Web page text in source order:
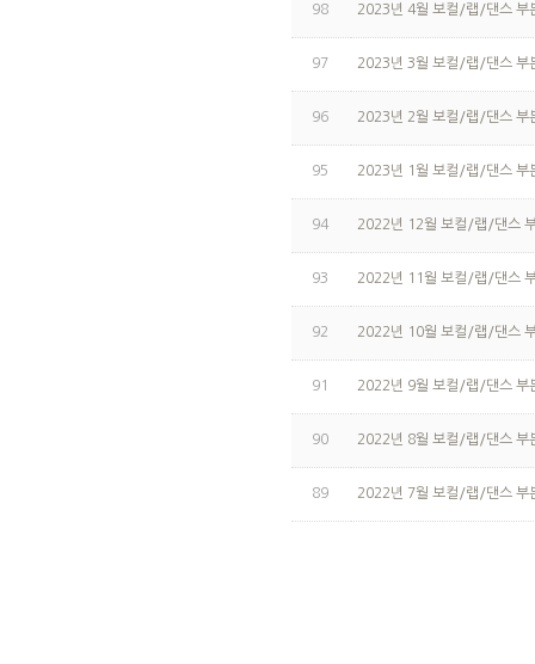
98 2023년 4월 보컬/랩/댄스 부
97 2023년 3월 보컬/랩/댄스 부
96 2023년 2월 보컬/랩/댄스 부
95 2023년 1월 보컬/랩/댄스 부
94 2022년 12월 보컬/랩/댄스
93 2022년 11월 보컬/랩/댄스
92 2022년 10월 보컬/랩/댄스
91 2022년 9월 보컬/랩/댄스 부
90 2022년 8월 보컬/랩/댄스 부
89 2022년 7월 보컬/랩/댄스 부